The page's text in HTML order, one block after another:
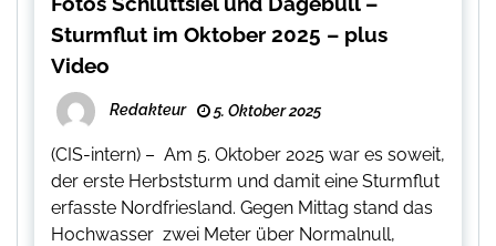
Sturmflut im Oktober 2025 – plus
Video
Redakteur 5. Oktober 2025
(CIS-intern) – Am 5. Oktober 2025 war es soweit,
der erste Herbststurm und damit eine Sturmflut
erfasste Nordfriesland. Gegen Mittag stand das
Hochwasser zwei Meter über Normalnull,